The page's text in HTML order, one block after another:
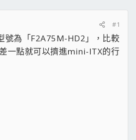
#1
號為「F2A75M-HD2」，比較
一點就可以擠進mini-ITX的行